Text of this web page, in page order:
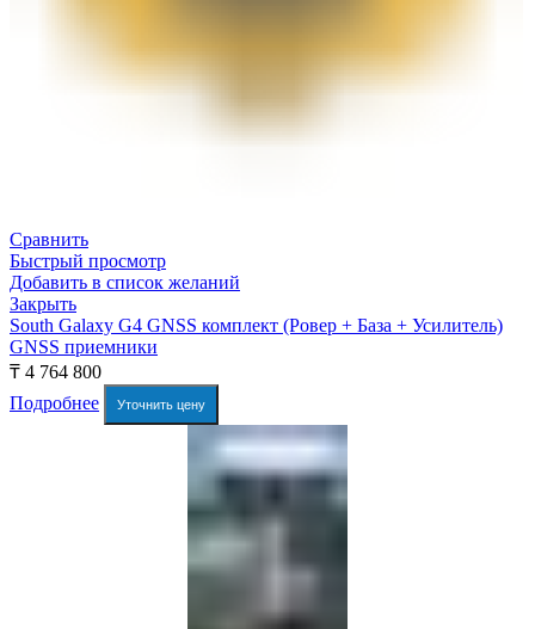
Сравнить
Быстрый просмотр
Добавить в список желаний
Закрыть
South Galaxy G4 GNSS комплект (Ровер + База + Усилитель)
GNSS приемники
₸ 4 764 800
Подробнее
Уточнить цену